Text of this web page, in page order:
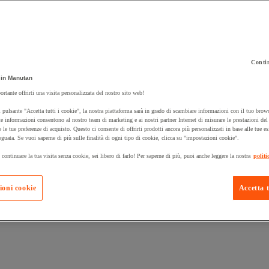
un prodotto:
Manutan Expert
Prodotti in
Manutan
offrirti una visita personalizzata del nostro sito web!
pulsante "Accetta tutti i cookie", la nostra piattaforma sarà in grado di scambiare informazioni con il tuo
informazioni consentono al nostro team di marketing e ai nostri partner Internet di misurare le prestazioni
le tue preferenze di acquisto. Questo ci consente di offrirti prodotti ancora più personalizzati in base alle tue
Se vuoi saperne di più sulle finalità di ogni tipo di cookie, clicca su "impostazioni cookie".
la tua visita senza cookie, sei libero di farlo! Per saperne di più, puoi anche leggere la nostra
Accetta
cookie